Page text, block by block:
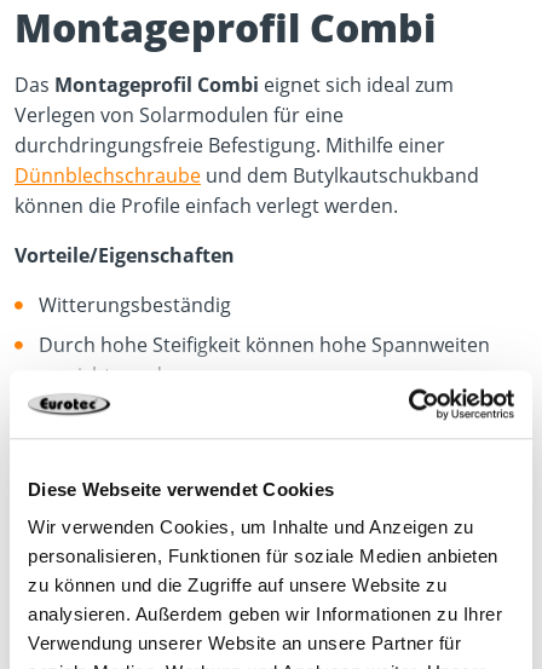
Diese Webseite verwendet Cookies
Wir verwenden Cookies, um Inhalte und Anzeigen zu
personalisieren, Funktionen für soziale Medien anbieten
zu können und die Zugriffe auf unsere Website zu
analysieren. Außerdem geben wir Informationen zu Ihrer
Verwendung unserer Website an unsere Partner für
Montageprofil Combi
Das Montageprofil Combi eignet sich ideal zum
Verlegen von Solarmodulen für eine
durchdringungsfreie Befestigung. Mithilfe einer
Dünnblechschraube und dem Butylkautschukband
können die Profile einfach verlegt werden.
Vorteile/Eigenschaften
Witterungsbeständig
Durch hohe Steifigkeit können hohe Spannweiten
erreicht werden
Einfache und schnelle Montage
Aluminium
mehr anzeigen
Produktdatenblatt